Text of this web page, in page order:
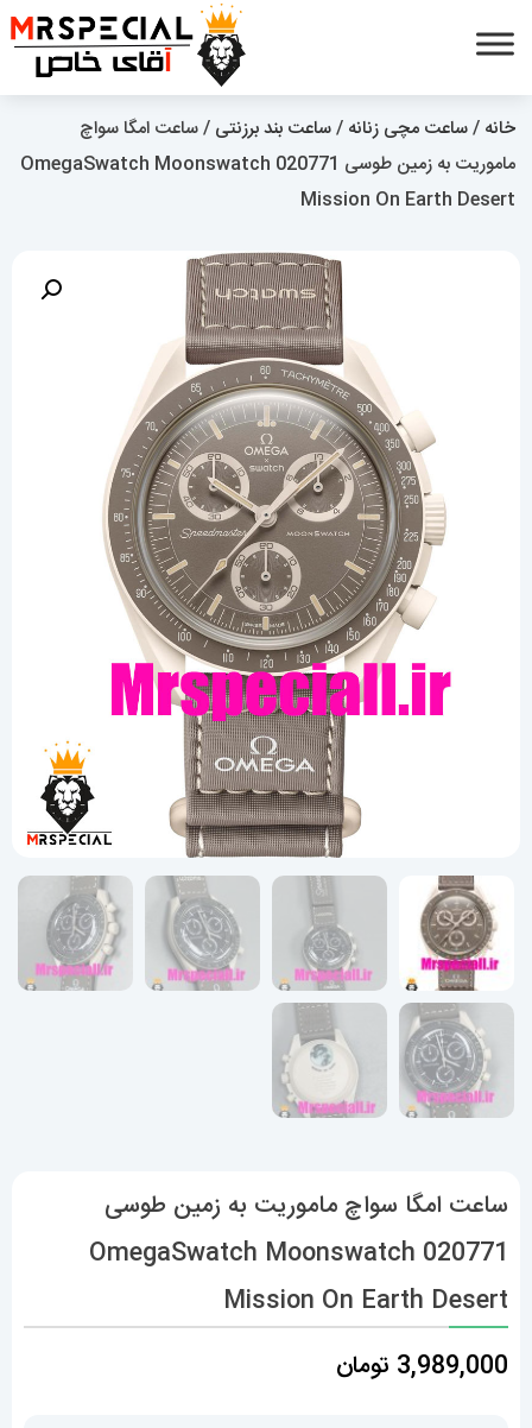
خانه /ساعت مچی زنانه /ساعت بند برزنتی / ساعت امگا سواچ
ماموریت به زمین طوسی 020771 OmegaSwatch Moonswatch
Mission On Earth Desert‏
ساعت امگا سواچ ماموریت به زمین طوسی
020771 OmegaSwatch Moonswatch
Mission On Earth Desert‏
3,989,000 تومان